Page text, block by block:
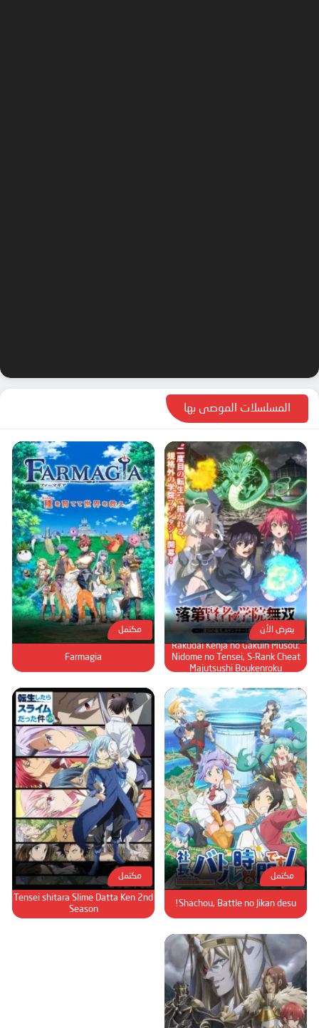
المسلسلات الموصى بها
يعرض الأن
Rakudai Kenja no Gakuin Musou:
Nidome no Tensei, S-Rank Cheat
Majutsushi Boukenroku
مكتمل
Farmagia
مكتمل
Shachou, Battle no Jikan desu!
مكتمل
Tensei shitara Slime Datta Ken 2nd
Season